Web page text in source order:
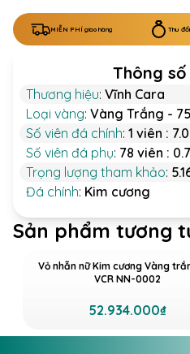
MIỄN PHÍ giao hàng Thu
Thông
Thương hiệu: Vĩnh Cara
Loại vàng: Vàng Trắng -
Số viên đá chính: 1 viên : 7.0
Số viên đá phụ: 78 viên :
Trọng lượng tham khảo:
Đá chính: Kim cương
Sản phẩm tương
Vỏ nhẫn nữ Kim cương Vàng
VCR NN-0002
52.934.000₫